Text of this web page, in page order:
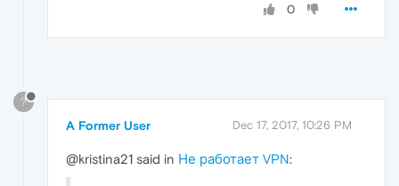
0
?
A Former User Dec 17, 2017, 10:26 PM
@kristina21 said in Не работает VPN: